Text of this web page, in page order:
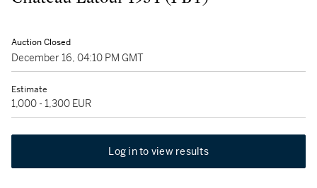
Auction Closed
December 16, 04:10 PM GMT
Estimate
1,000 - 1,300 EUR
Log in to view results